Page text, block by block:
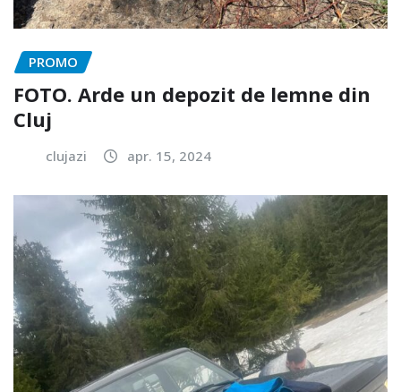
PROMO
FOTO. Arde un depozit de lemne din
Cluj
clujazi apr. 15, 2024